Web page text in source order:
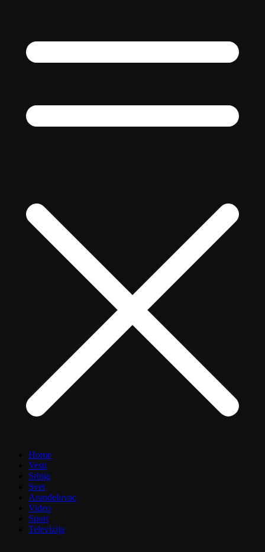
Home
Vesti
Srbija
Svet
Aranđelovac
Video
Sport
Televizija